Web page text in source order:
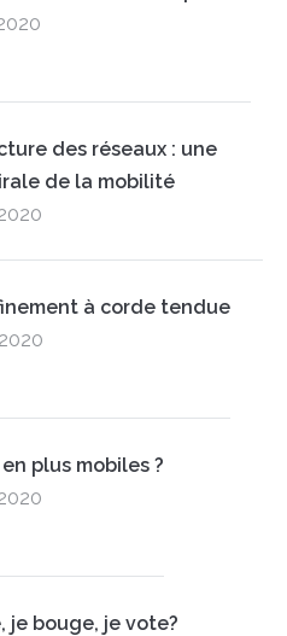
des réseaux : une
de la mobilité
à corde tendue
plus mobiles ?
je bouge, je vote?